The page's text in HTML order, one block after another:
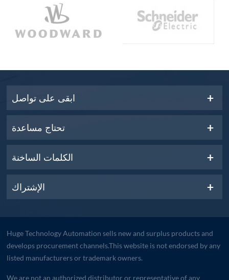
ابقى على تواصل
تحتاج مساعدة
الكلمات الساخنة
الإشتراك
Huge Technology Automation sells new and surplus products and
develops procurement channels.This website is not endorsed by any
listed manufacturers or trademark owners.
We are not an authorized distributor or representative of any